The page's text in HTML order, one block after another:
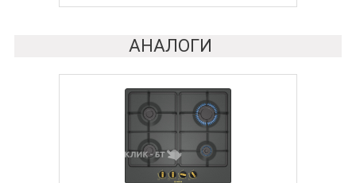
АНАЛОГИ